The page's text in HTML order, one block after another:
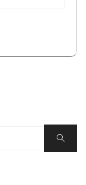
Ricerca